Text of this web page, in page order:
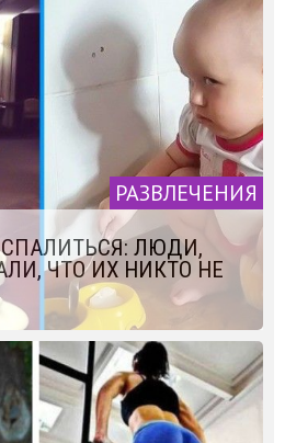
РАЗВЛЕЧЕНИЯ
ЛЮДИ,
ЧТО ИХ НИКТО НЕ